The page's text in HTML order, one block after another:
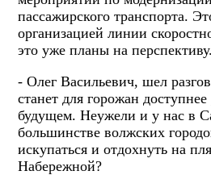
пассажирского транспорта.
организацией линии
это уже планы на перспективу.
- Олег Васильевич, шел
станет для горожан
будущем. Неужели и у нас в
большинстве волжских
искупаться и отдохнуть на
Набережной?